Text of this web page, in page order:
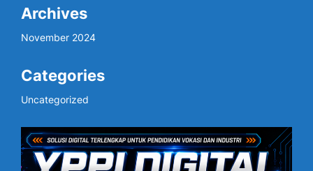
Archives
November 2024
Categories
Uncategorized